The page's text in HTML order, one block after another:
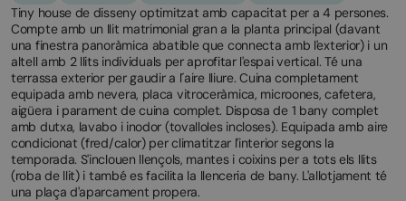
Tiny house de disseny optimitzat amb capacitat per a 4 persones.
Compte amb un llit matrimonial gran a la planta principal (davant
una finestra panoràmica abatible que connecta amb l'exterior) i un
altell amb 2 llits individuals per aprofitar l'espai vertical. Té una
terrassa exterior per gaudir a l´aire lliure. Cuina completament
equipada amb nevera, placa vitroceràmica, microones, cafetera,
aigüera i parament de cuina complet. Disposa de 1 bany complet
amb dutxa, lavabo i inodor (tovalloles incloses). Equipada amb aire
condicionat (fred/calor) per climatitzar l'interior segons la
temporada. S'inclouen llençols, mantes i coixins per a tots els llits
(roba de llit) i també es facilita la llenceria de bany. L'allotjament té
una plaça d'aparcament propera.